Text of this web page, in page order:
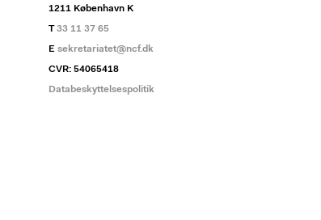
1211 København K
T33 11 37 65
E sekretariatet@ncf.dk
CVR: 54065418
Databeskyttelsespolitik